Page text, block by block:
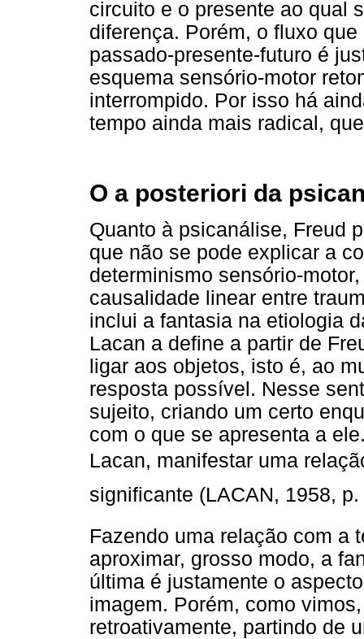
circuito e o presente ao qual
diferença. Porém, o fluxo
passado-presente-futuro é
esquema sensório-motor
interrompido. Por isso há
tempo ainda mais radical,
O a posteriori da
Quanto à psicanálise, Freud
que não se pode explicar a
determinismo sensório-
causalidade linear entre
inclui a fantasia na etiologia
Lacan a define a partir de
ligar aos objetos, isto é, ao
resposta possível. Nesse
sujeito, criando um certo
com o que se apresenta a
Lacan, manifestar uma
significante (LACAN, 1958,
Fazendo uma relação com a
aproximar, grosso modo, a
última é justamente o
imagem. Porém, como
retroativamente, partindo de